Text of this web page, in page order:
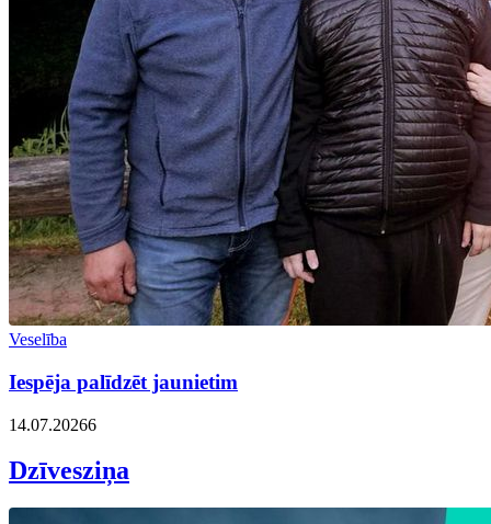
Veselība
Iespēja palīdzēt jaunietim
14.07.20266
Dzīvesziņa